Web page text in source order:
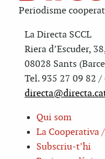
Periodisme
La Directa SCCL
Riera d’Escuder,
08028 Sants
Tel. 935 27 09 82 /
Qui som
La Cooperativa
Subscriu-t’hi